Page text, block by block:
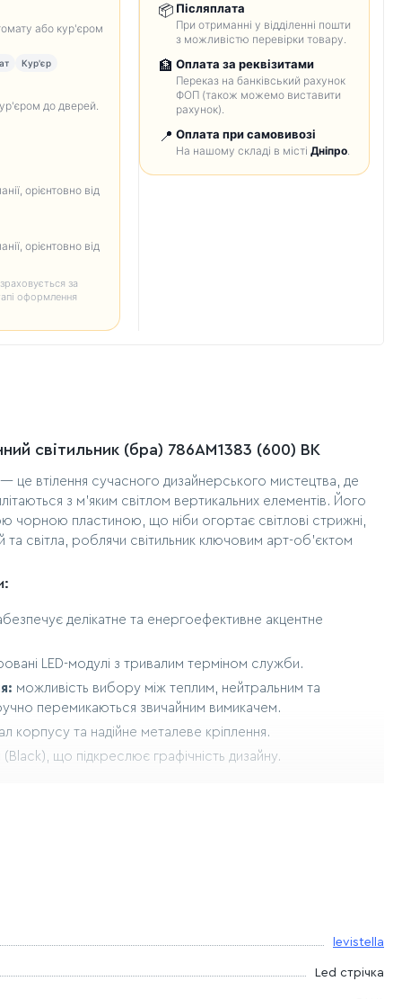
або кур'єром
Кур'єр
до дверей.
орієнтовно від
орієнтовно від
за
оформлення
📦 Післяплата
При отриманні у відділенні пошти
з можливістю перевірки товару.
🏦 Оплата за реквізитами
Переказ на банківський рахунок
ФОП (також можемо виставити
рахунок).
📍 Оплата при самовивозі
На нашому складі в містіДніпро.
світильник (бра) 786AM1383 (600) BK
— це втілення сучасного дизайнерського мистецтва, де
з м'яким світлом вертикальних елементів. Його
чорною пластиною, що ніби огортає світлові стрижні,
та світла, роблячи світильник ключовим арт-об'єктом
делікатне та енергоефективне акцентне
LED-модулі з тривалим терміном служби.
можливість вибору між теплим, нейтральним та
перемикаються звичайним вимикачем.
корпусу та надійне металеве кріплення.
що підкреслює графічність дизайну.
levistella
Led стрічка